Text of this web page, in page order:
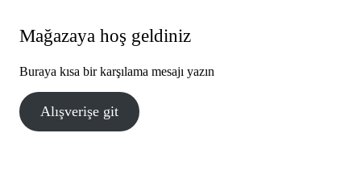
Mağazaya hoş geldiniz
Buraya kısa bir karşılama mesajı yazın
Alışverişe git